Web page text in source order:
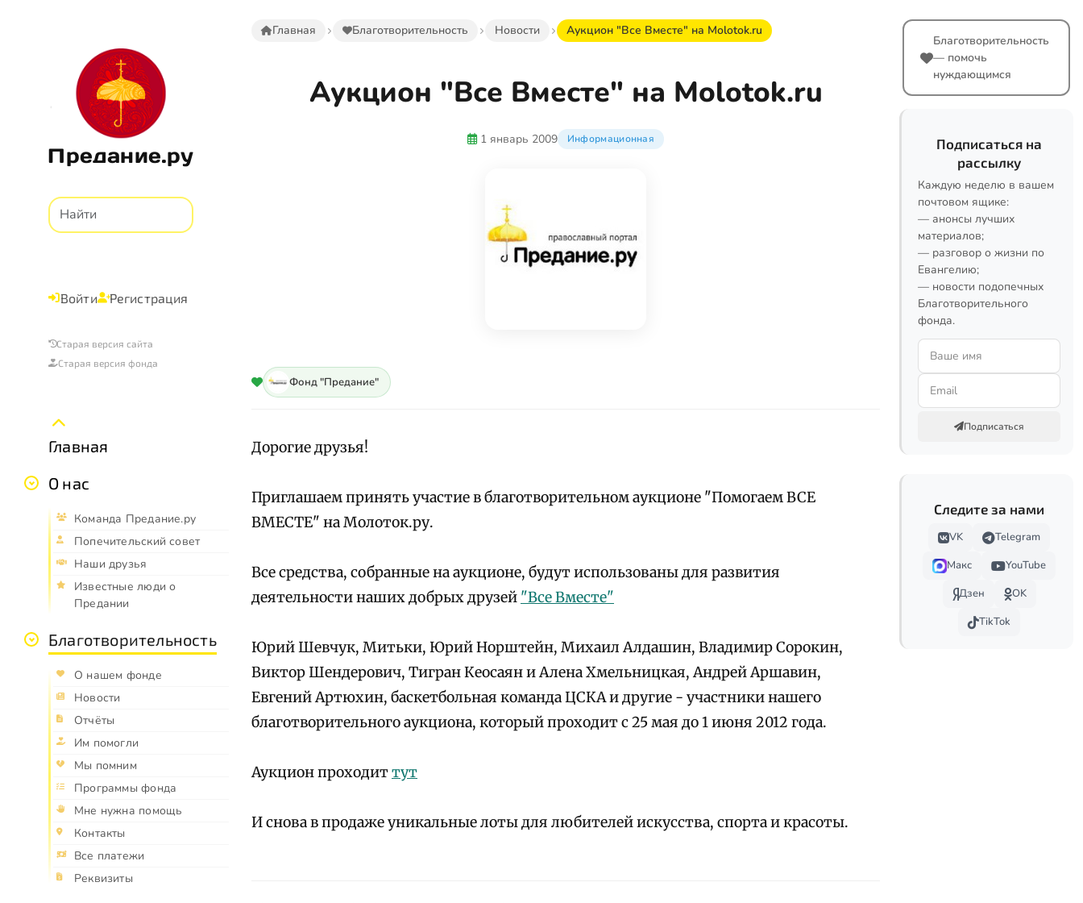
Предание.ру
Войти Регистрация
Старая версия сайта
Старая версия фонда
Главная
О нас
Команда Предание.ру
Попечительский совет
Наши друзья
Известные люди о
Предании
Благотворительность
О нашем фонде
Новости
Отчёты
Им помогли
Мы помним
Программы фонда
Мне нужна помощь
Контакты
Все платежи
Реквизиты
Главная Благотворительность Новости Аукцион "Все Вместе" на Molotok.ru
Аукцион "Все Вместе" на Molotok.ru
1 январь 2009 Информационная
Фонд "Предание"
Дорогие друзья!
Приглашаем принять участие в благотворительном аукционе "Помогаем ВСЕ
ВМЕСТЕ" на Молоток.ру.
Все средства, собранные на аукционе, будут использованы для развития
деятельности наших добрых друзей "Все Вместе"
Юрий Шевчук, Митьки, Юрий Норштейн, Михаил Алдашин, Владимир Сорокин,
Виктор Шендерович, Тигран Кеосаян и Алена Хмельницкая, Андрей Аршавин,
Евгений Артюхин, баскетбольная команда ЦСКА и другие - участники нашего
благотворительного аукциона, который проходит с 25 мая до 1 июня 2012 года.
Аукцион проходиттут
И снова в продаже уникальные лоты для любителей искусства, спорта и красоты.
Благотворительность
— помочь
нуждающимся
Подписаться на
рассылку
Каждую неделю в вашем
почтовом ящике:
— анонсы лучших
материалов;
— разговор о жизни по
Евангелию;
— новости подопечных
Благотворительного
фонда.
Подписаться
Следите за нами
VK
Telegram
Макс
YouTube
Дзен
OK
TikTok